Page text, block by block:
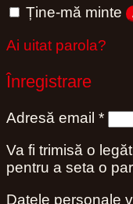
Ține-mă minte
Ai uitat parola?
Înregistrare
Adresă email *
Va fi trimisă o
pentru a seta o
Datele personale